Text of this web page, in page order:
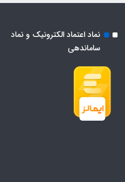
نماد اعتماد الکترونیک و نماد
ساماندهی